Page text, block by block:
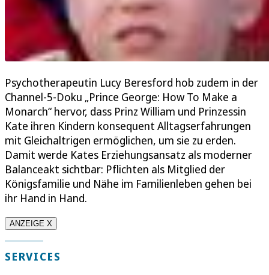
Psychotherapeutin Lucy Beresford hob zudem in der
Channel-5-Doku „Prince George: How To Make a
Monarch“ hervor, dass Prinz William und Prinzessin
Kate ihren Kindern konsequent Alltagserfahrungen
mit Gleichaltrigen ermöglichen, um sie zu erden.
Damit werde Kates Erziehungsansatz als moderner
Balanceakt sichtbar: Pflichten als Mitglied der
Königsfamilie und Nähe im Familienleben gehen bei
ihr Hand in Hand.
ANZEIGE X
SERVICES